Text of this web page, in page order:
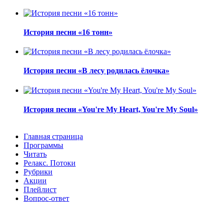
История песни «16 тонн»
История песни «В лесу родилась ёлочка»
История песни «You're My Heart, You're My Soul»
Главная страница
Программы
Читать
Релакс. Потоки
Рубрики
Акции
Плейлист
Вопрос-ответ